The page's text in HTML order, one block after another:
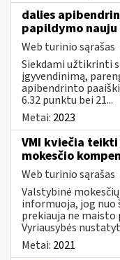
dalies
papildymo
Web turinio sąrašas
Siekdami užtikrinti
įgyvendinimą,
apibendrinto
6.32 punktu bei 21...
Metai: 2023
VMI kviečia
mokesčio
Web turinio sąrašas
Valstybinė
informuoja, jog nuo
prekiauja ne maisto
Vyriausybės
Metai: 2021